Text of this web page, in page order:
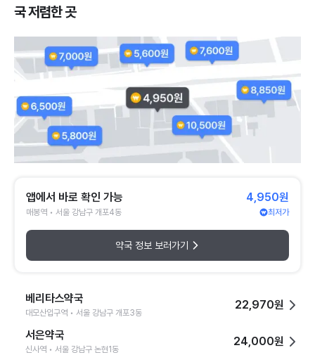
국 저렴한 곳
앱에서 바로 확인 가능
매봉역 • 서울 강남구 개포4동
4,950원
최저가
약국 정보 보러가기
베리타스약국
대모산입구역 • 서울 강남구 개포3동
22,970원
서은약국
신사역 • 서울 강남구 논현1동
24,000원